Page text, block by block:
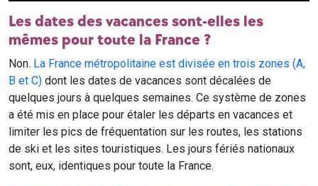
Les dates des vacances sont-elles les
mêmes pour toute la France ?
Non. La France métropolitaine est divisée en trois zones (A,
B et C) dont les dates de vacances sont décalées de
quelques jours à quelques semaines. Ce système de zones
a été mis en place pour étaler les départs en vacances et
limiter les pics de fréquentation sur les routes, les stations
de ski et les sites touristiques. Les jours fériés nationaux
sont, eux, identiques pour toute la France.